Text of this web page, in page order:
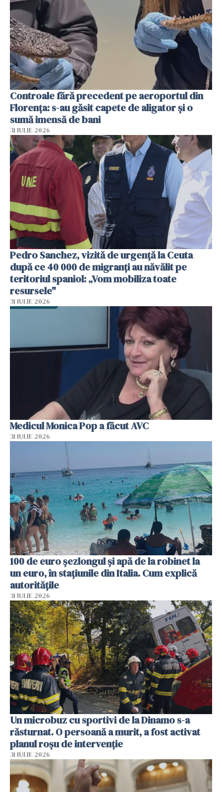
Controale fără precedent pe aeroportul din
Florența: s-au găsit capete de aligator și o
sumă imensă de bani
31 IULIE 2026
Pedro Sanchez, vizită de urgență la Ceuta
după ce 40 000 de migranți au năvălit pe
teritoriul spaniol: „Vom mobiliza toate
resursele"
31 IULIE 2026
Medicul Monica Pop a făcut AVC
31 IULIE 2026
100 de euro șezlongul și apă de la robinet la
un euro, în stațiunile din Italia. Cum explică
autoritățile
31 IULIE 2026
Un microbuz cu sportivi de la Dinamo s-a
răsturnat. O persoană a murit, a fost activat
planul roșu de intervenție
31 IULIE 2026